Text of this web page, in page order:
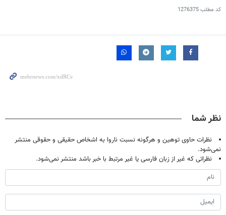
کد مطلب1276375
نظر شما
نظرات حاوی توهین و هرگونه نسبت ناروا به اشخاص حقیقی و حقوقی منتشر
نمی‌شود.
نظراتی که غیر از زبان فارسی یا غیر مرتبط با خبر باشد منتشر نمی‌شود.